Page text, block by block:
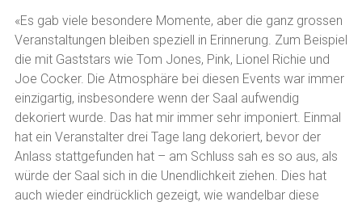
«Es gab viele besondere Momente, aber die ganz grossen
Veranstaltungen bleiben speziell in Erinnerung. Zum Beispiel
die mit Gaststars wie Tom Jones, Pink, Lionel Richie und
Joe Cocker. Die Atmosphäre bei diesen Events war immer
einzigartig, insbesondere wenn der Saal aufwendig
dekoriert wurde. Das hat mir immer sehr imponiert. Einmal
hat ein Veranstalter drei Tage lang dekoriert, bevor der
Anlass stattgefunden hat – am Schluss sah es so aus, als
würde der Saal sich in die Unendlichkeit ziehen. Dies hat
auch wieder eindrücklich gezeigt, wie wandelbar diese